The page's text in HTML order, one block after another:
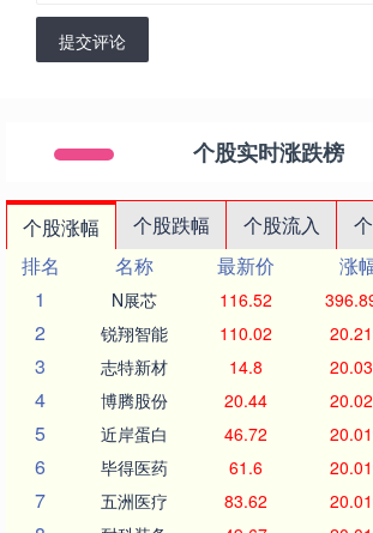
提交评论
个股实时涨跌榜
个股涨幅 个股跌幅 个股流入
排名
名称 最新价 涨
1
N展芯 116.52
2 锐翔智能 110.02
3 志特新材 14.8
4 博腾股份 20.44
5 近岸蛋白 46.72
6 毕得医药 61.6
7 五洲医疗 83.62